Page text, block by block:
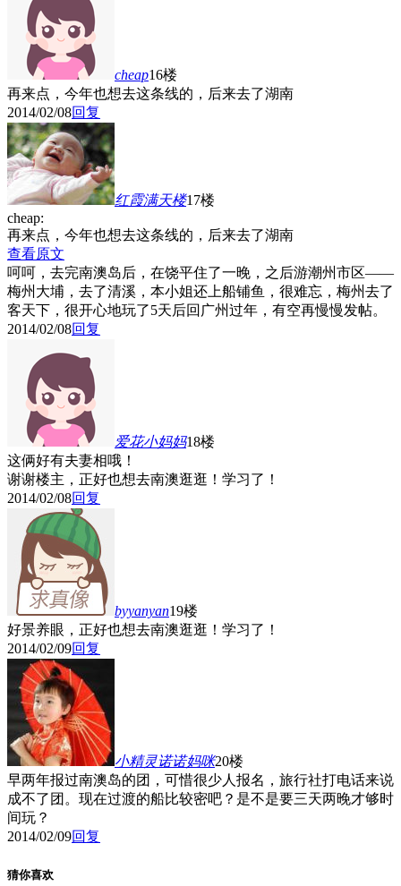
cheap16楼
再来点，今年也想去这条线的，后来去了湖南
2014/02/08回复
红霞满天楼17楼
cheap:
再来点，今年也想去这条线的，后来去了湖南
查看原文
呵呵，去完南澳岛后，在饶平住了一晚，之后游潮州市区——
梅州大埔，去了清溪，本小姐还上船铺鱼，很难忘，梅州去了
客天下，很开心地玩了5天后回广州过年，有空再慢慢发帖。
2014/02/08回复
爱花小妈妈18楼
这俩好有夫妻相哦！
谢谢楼主，正好也想去南澳逛逛！学习了！
2014/02/08回复
byyanyan19楼
好景养眼，正好也想去南澳逛逛！学习了！
2014/02/09回复
小精灵诺诺妈咪20楼
早两年报过南澳岛的团，可惜很少人报名，旅行社打电话来说
成不了团。现在过渡的船比较密吧？是不是要三天两晚才够时
间玩？
2014/02/09回复
猜你喜欢